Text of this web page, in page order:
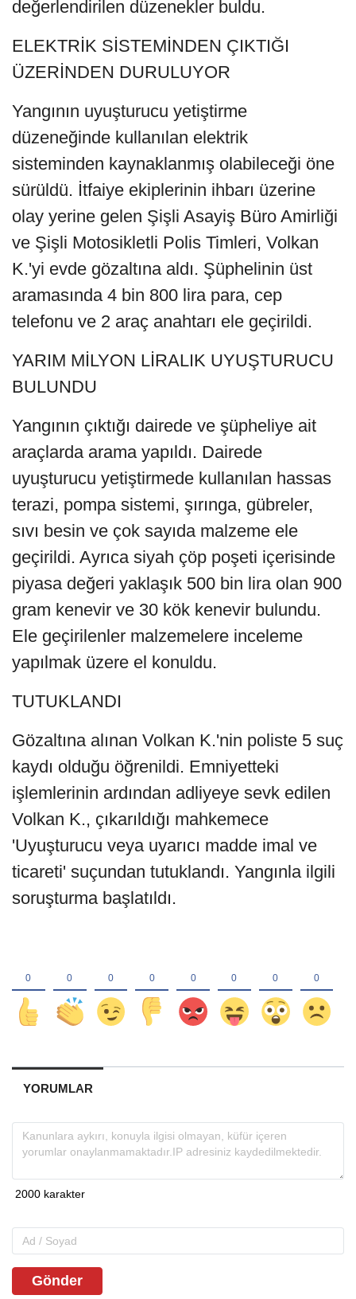
değerlendirilen düzenekler buldu.
ELEKTRİK SİSTEMİNDEN ÇIKTIĞI
ÜZERİNDEN DURULUYOR
Yangının uyuşturucu yetiştirme
düzeneğinde kullanılan elektrik
sisteminden kaynaklanmış olabileceği öne
sürüldü. İtfaiye ekiplerinin ihbarı üzerine
olay yerine gelen Şişli Asayiş Büro Amirliği
ve Şişli Motosikletli Polis Timleri, Volkan
K.'yi evde gözaltına aldı. Şüphelinin üst
aramasında 4 bin 800 lira para, cep
telefonu ve 2 araç anahtarı ele geçirildi.
YARIM MİLYON LİRALIK UYUŞTURUCU
BULUNDU
Yangının çıktığı dairede ve şüpheliye ait
araçlarda arama yapıldı. Dairede
uyuşturucu yetiştirmede kullanılan hassas
terazi, pompa sistemi, şırınga, gübreler,
sıvı besin ve çok sayıda malzeme ele
geçirildi. Ayrıca siyah çöp poşeti içerisinde
piyasa değeri yaklaşık 500 bin lira olan 900
gram kenevir ve 30 kök kenevir bulundu.
Ele geçirilenler malzemelere inceleme
yapılmak üzere el konuldu.
TUTUKLANDI
Gözaltına alınan Volkan K.'nin poliste 5 suç
kaydı olduğu öğrenildi. Emniyetteki
işlemlerinin ardından adliyeye sevk edilen
Volkan K., çıkarıldığı mahkemece
'Uyuşturucu veya uyarıcı madde imal ve
ticareti' suçundan tutuklandı. Yangınla ilgili
soruşturma başlatıldı.
YORUMLAR
Gönder